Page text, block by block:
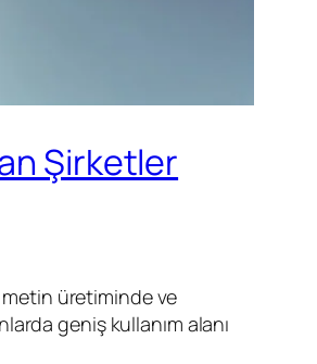
Şirketler
metin üretiminde ve
geniş kullanım alanı